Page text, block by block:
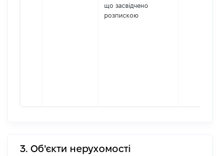
що засвідчено
розпискою
3. Об'єкти нерухомості